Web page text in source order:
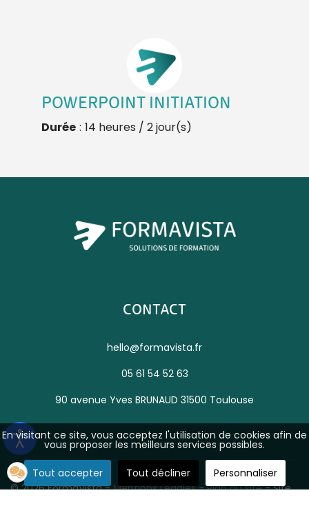
POWERPOINT INITIATION
Durée : 14 heures / 2 jour(s)
CONTACT
hello@formavista.fr
05 61 54 52 63
90 avenue Yves BRUNAUD 31500 Toulouse
© 2026 FormaVista -Mentions Légales-Plan du site- Site
En visitant ce site, vous acceptez l'utilisation de cookies afin de
vous proposer les meilleurs services possibles.
Tout accepter Tout décliner Personnaliser